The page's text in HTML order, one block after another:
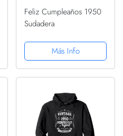
Feliz Cumpleaños 1950
Sudadera
Más Info